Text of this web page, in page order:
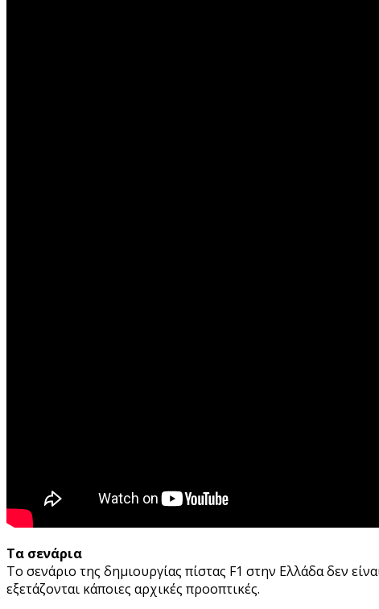
Τα σενάρια
Το σενάριο της δημιουργίας πίστας F1 στην Ελλάδα δεν
εξετάζονται κάποιες αρχικές προοπτικές.